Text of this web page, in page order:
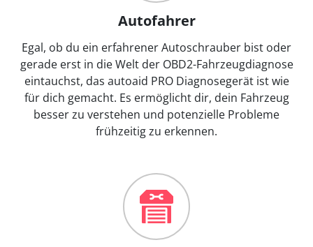
Autofahrer
Egal, ob du ein erfahrener Autoschrauber bist oder
gerade erst in die Welt der OBD2-Fahrzeugdiagnose
eintauchst, das autoaid PRO Diagnosegerät ist wie
für dich gemacht. Es ermöglicht dir, dein Fahrzeug
besser zu verstehen und potenzielle Probleme
frühzeitig zu erkennen.